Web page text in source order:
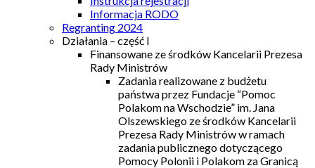
Informacja RODO
Regranting 2024
Działania – część I
Finansowane ze środków Kancelarii Prezesa
Rady Ministrów
Zadania realizowane z budżetu
państwa przez Fundacje “Pomoc
Polakom na Wschodzie” im. Jana
Olszewskiego ze środków Kancelarii
Prezesa Rady Ministrów w ramach
zadania publicznego dotyczącego
Pomocy Polonii i Polakom za Granicą